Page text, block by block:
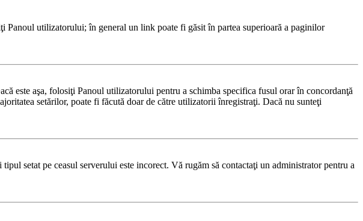
Panoul utilizatorului; în general un link poate fi găsit în partea superioară a paginilor
este aşa, folosiţi Panoul utilizatorului pentru a schimba specifica fusul orar în concordanţă
setărilor, poate fi făcută doar de către utilizatorii înregistraţi. Dacă nu sunteţi
setat pe ceasul serverului este incorect. Vă rugăm să contactaţi un administrator pentru a